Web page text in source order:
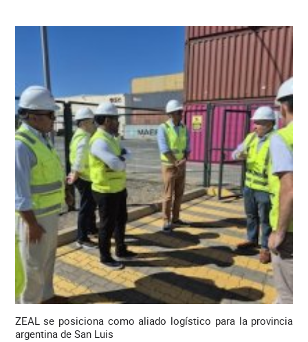
ZEAL se posiciona como aliado logístico para la provincia
argentina de San Luis